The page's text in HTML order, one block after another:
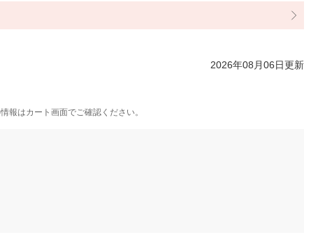
2026年08月06日更新
報はカート画面でご確認ください。